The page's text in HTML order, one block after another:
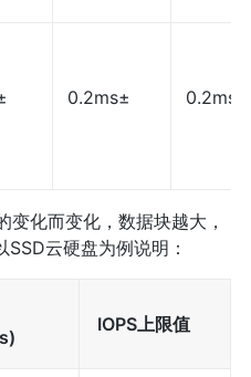
0.2ms± 0.2ms±
化而变化，数据块越大，
云硬盘为例说明：
IOPS上限值